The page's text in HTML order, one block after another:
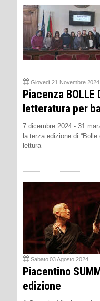
Giovedì 21 Novembre 2024
Piacenza BOLLE
letteratura per
7 dicembre 2024 - 31
la terza edizione di
lettura
Sabato 03 Agosto 2024
Piacentino
edizione